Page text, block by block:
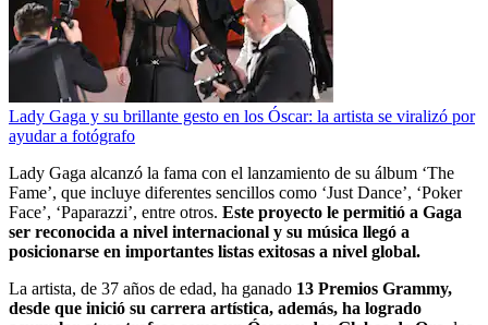
Lady Gaga y su brillante gesto en los Óscar: la artista se viralizó por
ayudar a fotógrafo
Lady Gaga alcanzó la fama con el lanzamiento de su álbum ‘The
Fame’, que incluye diferentes sencillos como ‘Just Dance’, ‘Poker
Face’, ‘Paparazzi’, entre otros. Este proyecto le permitió a Gaga
ser reconocida a nivel internacional y su música llegó a
posicionarse en importantes listas exitosas a nivel global.
La artista, de 37 años de edad, ha ganado 13 Premios Grammy,
desde que inició su carrera artística, además, ha logrado